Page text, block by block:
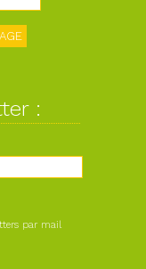
:
par mail